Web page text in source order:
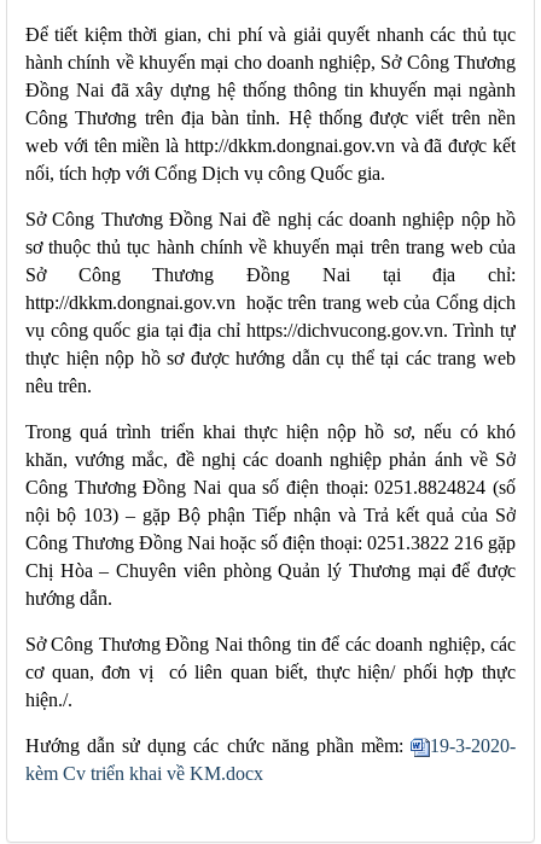
Để tiết kiệm thời gian, chi phí và giải quyết nhanh các thủ tục
hành chính về khuyến mại cho doanh nghiệp, Sở Công Thương
Đồng Nai đã xây dựng hệ thống thông tin khuyến mại ngành
Công Thương trên địa bàn tỉnh. Hệ thống được viết trên nền
web với tên miền là http://dkkm.dongnai.gov.vn vàđã được kết
nối, tích hợp với Cổng Dịch vụ công Quốc gia.
Sở Công Thương Đồng Nai đề nghị các doanh nghiệp nộp hồ
sơ thuộc thủ tục hành chính về khuyến mại trên trang web của
Sở Công Thương Đồng Nai tại địa chỉ:
http://dkkm.dongnai.gov.vn hoặc trên trang web của Cổng dịch
vụ công quốc gia tại địa chỉ https://dichvucong.gov.vn. Trình tự
thực hiện nộp hồ sơ được hướng dẫn cụ thể tại các trang web
nêu trên.
Trong quá trình triển khai thực hiện nộp hồ sơ, nếu có khó
khăn, vướng mắc, đề nghị các doanh nghiệp phản ánh về Sở
Công Thương Đồng Nai qua số điện thoại: 0251.8824824 (số
nội bộ 103) – gặp Bộ phận Tiếp nhận và Trả kết quả của Sở
Công Thương Đồng Nai hoặc số điện thoại: 0251.3822 216 gặp
Chị Hòa – Chuyên viên phòng Quản lý Thương mại để được
hướng dẫn.
Sở Công Thương Đồng Nai thông tin để các doanh nghiệp, các
cơ quan, đơn vị có liên quan biết, thực hiện/ phối hợp thực
hiện./.
Hướng dẫn sử dụng các chức năng phần mềm:
19-3-2020-
kèm Cv triển khai về KM.docx